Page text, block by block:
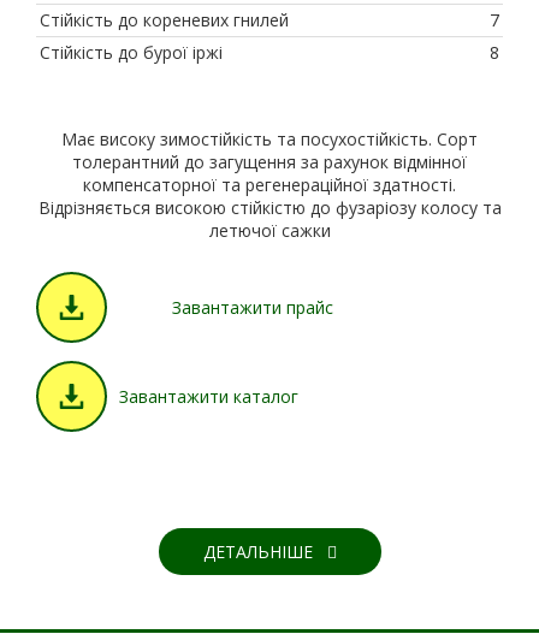
Стійкість до кореневих гнилей
7
Стійкість до бурої іржі
8
Має високу зимостійкість та посухостійкість. Сорт
толерантний до загущення за рахунок відмінної
компенсаторної та регенераційної здатності.
Відрізняється високою стійкістю до фузаріозу колосу та
летючої сажки
Завантажити прайс
Завантажити каталог
ДЕТАЛЬНІШЕ